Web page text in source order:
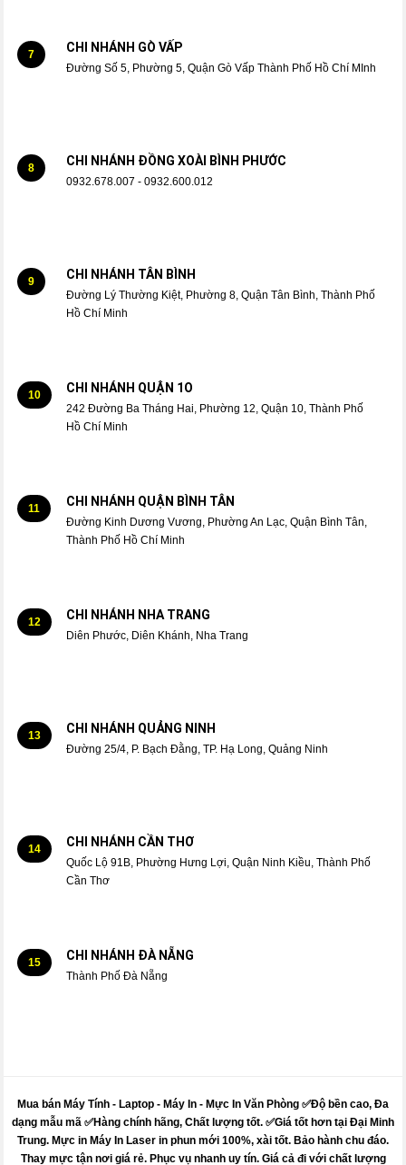
7 CHI NHÁNH GÒ VẤP
Đường Số 5, Phường 5, Quận Gò Vấp Thành Phố Hồ Chí MInh
8 CHI NHÁNH ĐỒNG XOÀI BÌNH PHƯỚC
0932.678.007 - 0932.600.012
9 CHI NHÁNH TÂN BÌNH
Đường Lý Thường Kiệt, Phường 8, Quận Tân Bình, Thành Phố
Hồ Chí Minh
10 CHI NHÁNH QUẬN 1O
242 Đường Ba Tháng Hai, Phường 12, Quận 10, Thành Phố
Hồ Chí Minh
11 CHI NHÁNH QUẬN BÌNH TÂN
Đường Kinh Dương Vương, Phường An Lạc, Quận Bình Tân,
Thành Phố Hồ Chí Minh
12 CHI NHÁNH NHA TRANG
Diên Phước, Diên Khánh, Nha Trang
13 CHI NHÁNH QUẢNG NINH
Đường 25/4, P. Bạch Đằng, TP. Hạ Long, Quảng Ninh
14 CHI NHÁNH CẦN THƠ
Quốc Lộ 91B, Phường Hưng Lợi, Quận Ninh Kiều, Thành Phố
Cần Thơ
15 CHI NHÁNH ĐÀ NẴNG
Thành Phố Đà Nẵng
Mua bán Máy Tính - Laptop - Máy In - Mực In Văn Phòng ✅Độ bền cao, Đa
dạng mẫu mã ✅Hàng chính hãng, Chất lượng tốt. ✅Giá tốt hơn tại Đại Minh
Trung. Mực in Máy In Laser in phun mới 100%, xài tốt. Bảo hành chu đáo.
Thay mựctận nơi giá rẻ. Phục vụ nhanh uy tín. Giá cả đi với chất lượng